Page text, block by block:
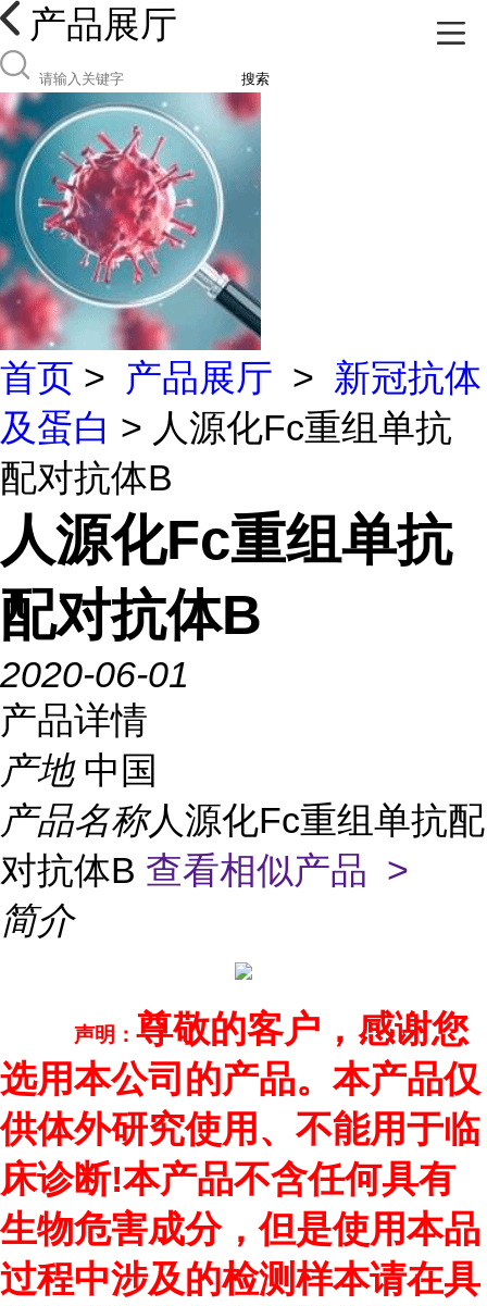
产品展厅
搜索
首页 > 产品展厅 > 新冠抗体
及蛋白 > 人源化Fc重组单抗
配对抗体B
人源化Fc重组单抗
配对抗体B
2020-06-01
产品详情
产地 中国
产品名称人源化Fc重组单抗配
对抗体B 查看相似产品 >
简介
声明： 尊敬的客户，感谢您
选用本公司的产品。本产品仅
供体外研究使用、不能用于临
床诊断!本产品不含任何具有
生物危害成分，但是使用本品
过程中涉及的检测样本请在具